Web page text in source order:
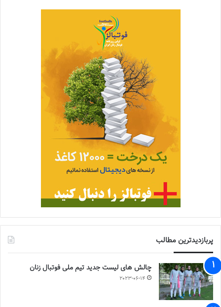
پربازدیدترین مطالب
چالش هاى ليست جدید تيم ملى فوتبال زنان
2023-06-14